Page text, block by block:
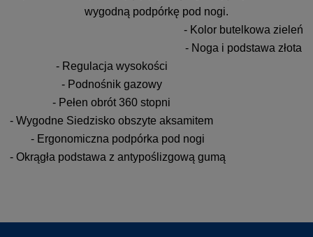
wygodną podpórkę pod nogi.
- Kolor butelkowa zieleń
- Noga i podstawa złota
- Regulacja wysokości
- Podnośnik gazowy
- Pełen obrót 360 stopni
- Wygodne Siedzisko obszyte aksamitem
- Ergonomiczna podpórka pod nogi
- Okrągła podstawa z antypoślizgową gumą